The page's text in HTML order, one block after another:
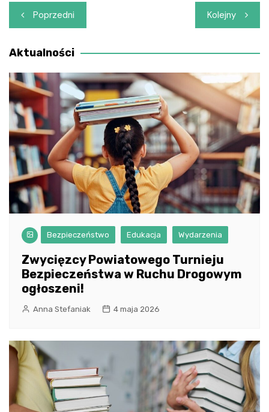
Nawigacja
wpisu
Poprzedni Kolejny
Aktualności
Bezpieczeństwo Edukacja Wydarzenia
Zwycięzcy Powiatowego Turnieju
Bezpieczeństwa w Ruchu Drogowym
ogłoszeni!
Anna Stefaniak 4 maja 2026